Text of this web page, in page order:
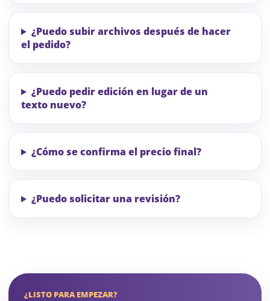
¿Puedo subir archivos después de hacer
el pedido?
¿Puedo pedir edición en lugar de un
texto nuevo?
¿Cómo se confirma el precio final?
¿Puedo solicitar una revisión?
¿LISTO PARA EMPEZAR?